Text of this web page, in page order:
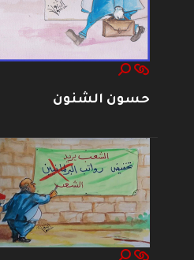
حسون الشنون